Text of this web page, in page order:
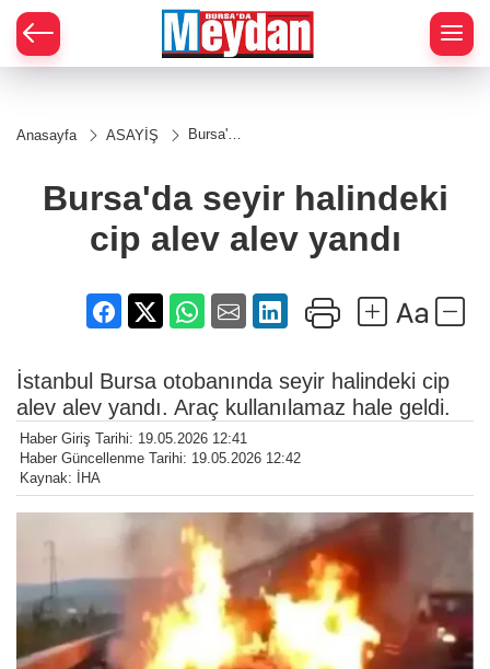
Anasayfa ASAYİŞ
Bursa'da
alev
Bursa'da seyir halindeki
cip alev alev yandı
İstanbul Bursa otobanında seyir halindeki cip
alev alev yandı. Araç kullanılamaz hale geldi.
Haber Giriş Tarihi: 19.05.2026 12:41
Haber Güncellenme Tarihi: 19.05.2026 12:42
Kaynak: İHA